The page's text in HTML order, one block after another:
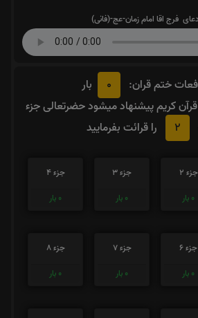
فرج اقا امام زمان-عج-(فانی)
ختم قران: 0
بار
کریم پیشنهاد میشود حضرتعالی جزء
2 را قرائت بفرمایید
جزء 2
0 بار
جزء 3
0 بار
جزء 4
0 بار
جزء 6
0 بار
جزء 7
0 بار
جزء 8
0 بار